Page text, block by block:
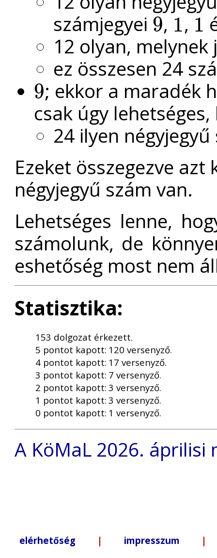
számjegyei 9
9 , 1
1 , 1
1
12 olyan, melynek
ez összesen 24
9
9 ; ekkor a maradék
csak úgy
24 ilyen
Ezeket összegezve
négyjegyű szám van.
Lehetséges lenne,
számolunk, de
eshetőség most nem
Statisztika:
153 dolgozat érkezett.
5 pontot kapott: 120 versenyző.
4 pontot kapott: 17 versenyző.
3 pontot kapott: 7 versenyző.
2 pontot kapott: 3 versenyző.
1 pontot kapott: 3 versenyző.
0 pontot kapott: 1 versenyző.
A KöMaL 2026.
elérhetőség | impresszum |